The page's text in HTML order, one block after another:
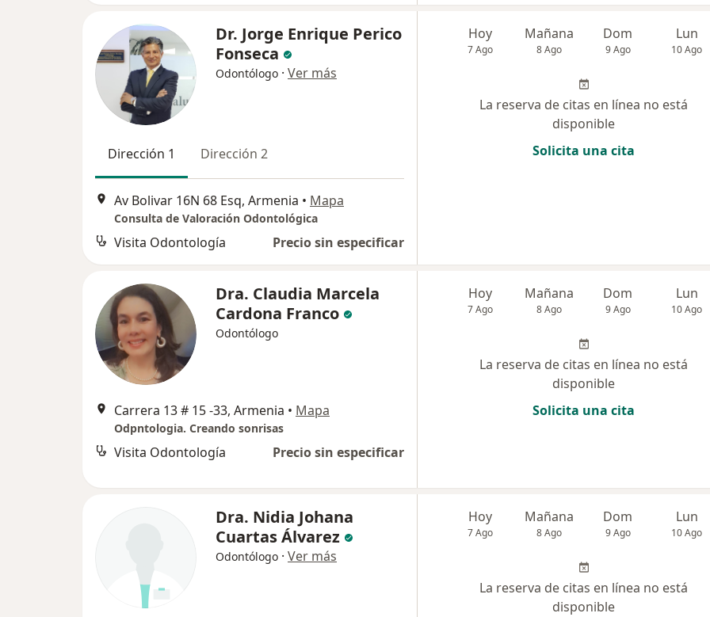
Dr. Jorge Enrique Perico
Fonseca
Odontólogo · Ver más
Dirección 1 Dirección 2
Av Bolivar 16N 68 Esq, Armenia • Mapa
Consulta de Valoración Odontológica
Visita Odontología Precio sin especificar
Hoy
7 Ago
Mañana
8 Ago
Dom
9 Ago
Lun
10 Ago
La reserva de citas en línea no está
disponible
Solicita una cita
Dra. Claudia Marcela
Cardona Franco
Odontólogo
Carrera 13 # 15 -33, Armenia • Mapa
Odpntologia. Creando sonrisas
Visita Odontología Precio sin especificar
Hoy
7 Ago
Mañana
8 Ago
Dom
9 Ago
Lun
10 Ago
La reserva de citas en línea no está
disponible
Solicita una cita
Dra. Nidia Johana
Cuartas Álvarez
Odontólogo · Ver más
Hoy
7 Ago
Mañana
8 Ago
Dom
9 Ago
Lun
10 Ago
La reserva de citas en línea no está
disponible